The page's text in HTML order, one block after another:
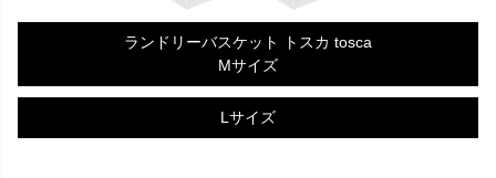
ランドリーバスケット トスカ tosca
Mサイズ
Lサイズ